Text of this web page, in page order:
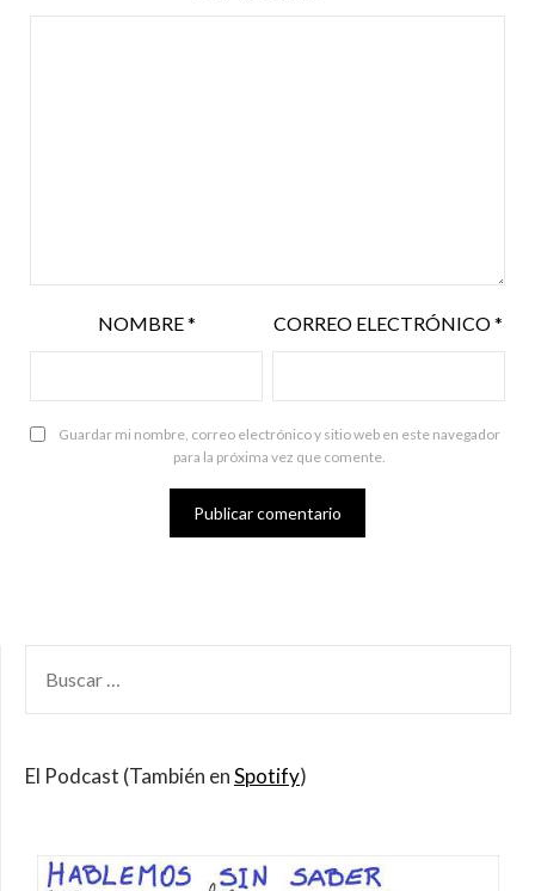
NOMBRE* CORREO ELECTRÓNICO*
Guardar mi nombre, correo electrónico y sitio web en este navegador
para la próxima vez que comente.
POR:
El Podcast (También enSpotify)